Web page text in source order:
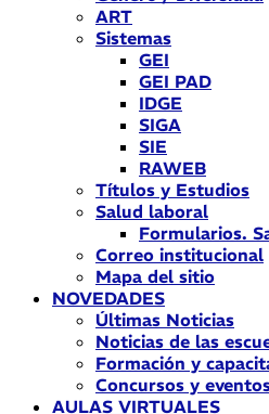
ART
Sistemas
GEI
GEI PAD
IDGE
SIGA
SIE
RAWEB
Títulos y Estudios
Salud laboral
Formularios.
Correo institucional
Mapa del sitio
NOVEDADES
Últimas Noticias
Noticias de las
Formación y
Concursos y
AULAS VIRTUALES